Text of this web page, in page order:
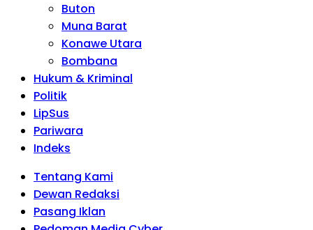
Buton
Muna Barat
Konawe Utara
Bombana
Hukum & Kriminal
Politik
LipSus
Pariwara
Indeks
Tentang Kami
Dewan Redaksi
Pasang Iklan